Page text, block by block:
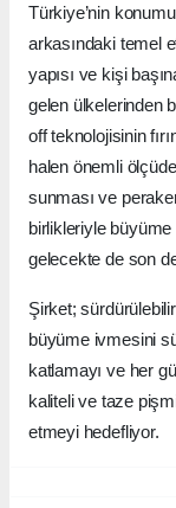
Türkiye’nin
arkasındaki temel
yapısı ve kişi
gelen ülkelerinden
off teknolojisinin
halen önemli
sunması ve
birlikleriyle büyüme
gelecekte de son
Şirket;
büyüme ivmesini
katlamayı ve her
kaliteli ve taze
etmeyi hedefliyor.